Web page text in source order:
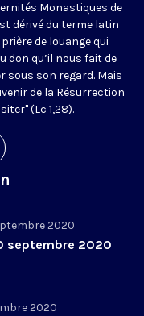
Monastiques de
dérivé du terme latin
de louange qui
don qu’il nous fait de
sous son regard. Mais
de la Résurrection
(Lc 1,28).
2020
septembre 2020
2020